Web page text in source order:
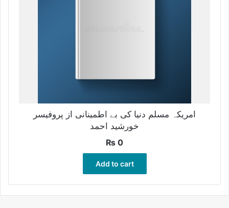
امریکہ مسلم دنیا کی بے اطمینانی از پروفیسر
خورشید احمد
₨ 0
Add to cart